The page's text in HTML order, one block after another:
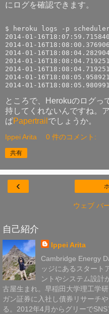
にログを確認できます。
$ heroku logs -p
2014-01-
2014-01-
2014-01-
2014-01-
2014-01-
2014-01-
ところで、Herokuのログっ
持してくれないんですね。
ぱPapertrail でしょうか。
Ippei Arita 0 件のコメント:
共有
‹
ウェブ バ
自己紹介
Ippei Arita
Cambridge Energy
ッジにあるスタート
ントやシステム設計
古屋生まれ。早稲田大学理工学
ガン証券に入社し債券リサーチ
る。2012年4月からグリーで